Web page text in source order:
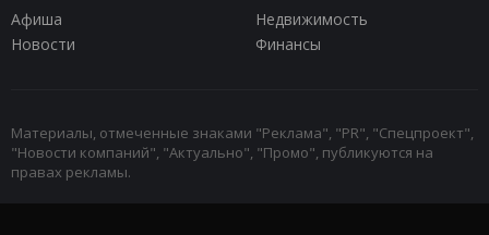
Афиша
Недвижимость
Новости
Финансы
Материалы, отмеченные знаками "Реклама", "PR", "Спецпроект",
"Новости компаний", "Актуально", "Промо", публикуются на
правах рекламы.